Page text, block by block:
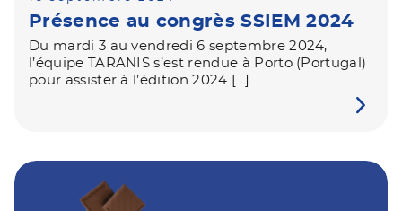
Présence au congrès SSIEM 2024
Du mardi 3 au vendredi 6 septembre 2024,
l’équipe TARANIS s’est rendue à Porto (Portugal)
pour assister à l’édition 2024 [...]